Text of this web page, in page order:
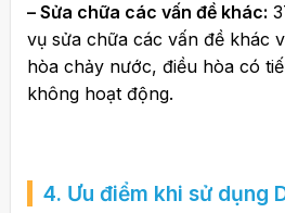
– Sửa chữa các vấn đề khác:
vụ sửa chữa các vấn đề khác
hòa chảy nước, điều hòa có
không hoạt động.
4. Ưu điểm khi sử dụng